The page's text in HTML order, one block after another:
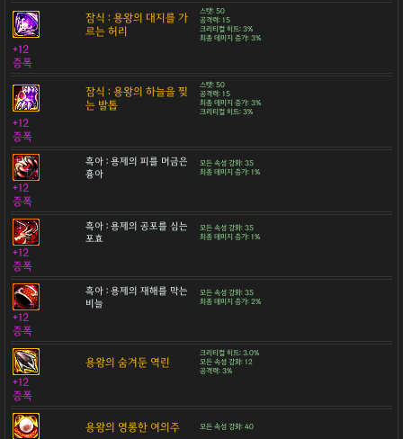
잠식 : 용왕의 대지를 가
르는 허리
스탯: 50
공격력: 15
크리티컬 히트: 3%
최종 데미지 증가: 3%
+12
증폭
잠식 : 용왕의 하늘을 찢
는 발톱
스탯: 50
공격력: 15
최종 데미지 증가: 3%
크리티컬 히트: 3%
+12
증폭
흑아 : 용제의 피를 머금은
흉아
모든 속성 강화: 35
최종 데미지 증가: 1%
+12
증폭
흑아 : 용제의 공포를 심는
포효
모든 속성 강화: 35
최종 데미지 증가: 1%
+12
증폭
흑아 : 용제의 재해를 막는
비늘
모든 속성 강화: 35
최종 데미지 증가: 2%
+12
증폭
용왕의 숨겨둔 역린
크리티컬 히트: 3.0%
모든 속성 강화: 12
공격력: 3%
+12
증폭
용왕의 영롱한 여의주 모든 속성 강화: 40